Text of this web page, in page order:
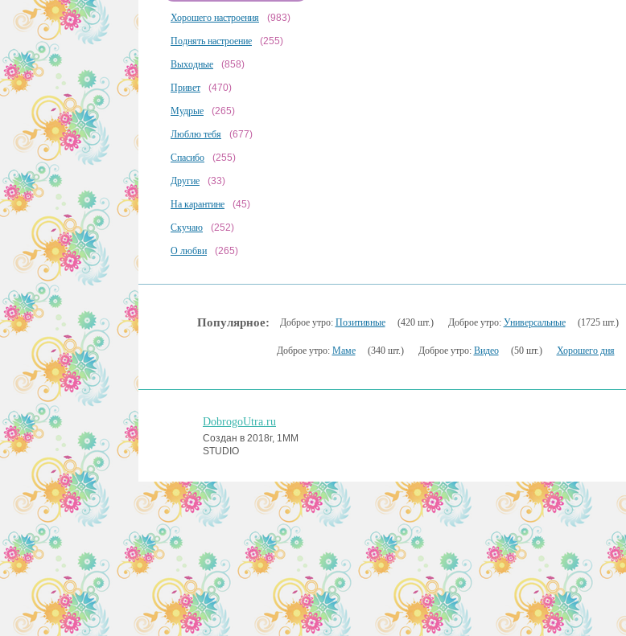
Хорошего настроения (983)
Поднять настроение (255)
Выходные (858)
Привет (470)
Мудрые (265)
Люблю тебя (677)
Спасибо (255)
Другие (33)
На карантине (45)
Скучаю (252)
О любви (265)
Популярное: Доброе утро: Позитивные (420 шт.) Доброе утро: Универсальные (1725 шт.)
Доброе утро: Маме (340 шт.) Доброе утро: Видео (50 шт.) Хорошего дня
DobrogoUtra.ru
Создан в 2018г, 1MM
STUDIO